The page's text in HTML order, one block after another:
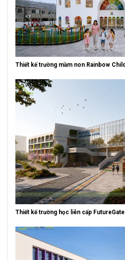
Thiết kế trường mầm non Rainbow
Thiết kế trường học liên cấp